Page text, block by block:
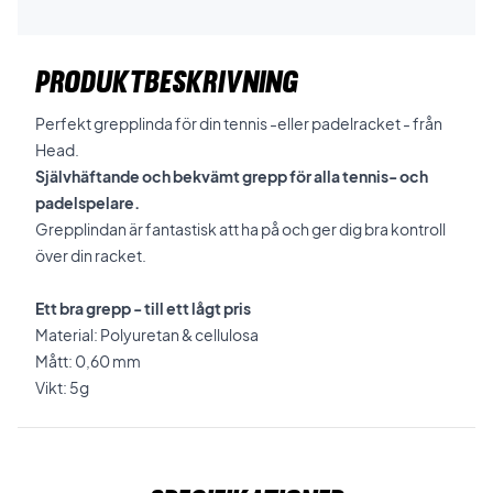
PRODUKTBESKRIVNING
Perfekt grepplinda för din tennis -eller padelracket - från
Head.
Självhäftande och bekvämt grepp för alla tennis- och
padelspelare.
Grepplindan är fantastisk att ha på och ger dig bra kontroll
över din racket.
Ett bra grepp - till ett lågt pris
Material: Polyuretan & cellulosa
Mått: 0,60 mm
Vikt: 5g